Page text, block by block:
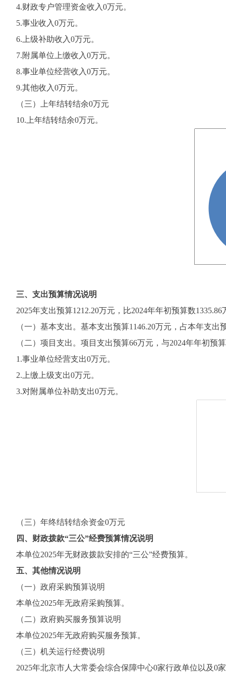
4.财政专户管理资金收入0万元。
5.事业收入0万元。
6.上级补助收入0万元。
7.附属单位上缴收入0万元。
8.事业单位经营收入0万元。
9.其他收入0万元。
（三）上年结转结余0万元
10.上年结转结余0万元。
三、支出预算情况说明
2025年支出预算1212.20万元，比2024年年初预算数1335.86
（一）基本支出。基本支出预算1146.20万元，占本年支出预
（二）项目支出。项目支出预算66万元，与2024年年初预
1.事业单位经营支出0万元。
2.上缴上级支出0万元。
3.对附属单位补助支出0万元。
（三）年终结转结余资金0万元
四、财政拨款“三公”经费预算情况说明
本单位2025年无财政拨款安排的“三公”经费预算。
五、其他情况说明
（一）政府采购预算说明
本单位2025年无政府采购预算。
（二）政府购买服务预算说明
本单位2025年无政府购买服务预算。
（三）机关运行经费说明
2025年北京市人大常委会综合保障中心0家行政单位以及0